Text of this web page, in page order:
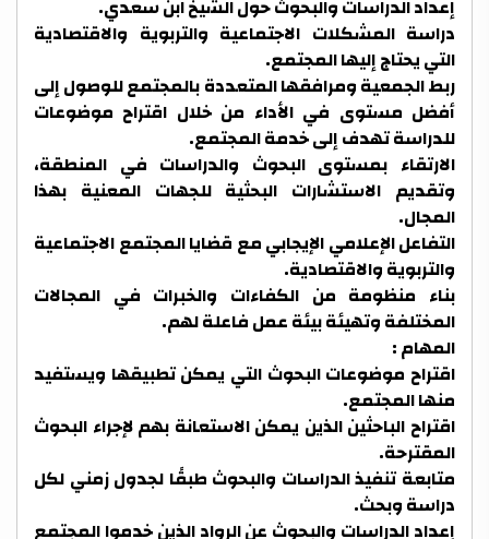
إعداد الدراسات والبحوث حول الشيخ ابن سعدي.
دراسة المشكلات الاجتماعية والتربوية والاقتصادية
التي يحتاج إليها المجتمع.
ربط الجمعية ومرافقها المتعددة بالمجتمع للوصول إلى
أفضل مستوى في الأداء من خلال اقتراح موضوعات
للدراسة تهدف إلى خدمة المجتمع.
الارتقاء بمستوى البحوث والدراسات في المنطقة،
وتقديم الاستشارات البحثية للجهات المعنية بهذا
المجال.
التفاعل الإعلامي الإيجابي مع قضايا المجتمع الاجتماعية
والتربوية والاقتصادية.
بناء منظومة من الكفاءات والخبرات في المجالات
المختلفة وتهيئة بيئة عمل فاعلة لهم.
المهام :
اقتراح موضوعات البحوث التي يمكن تطبيقها ويستفيد
منها المجتمع.
اقتراح الباحثين الذين يمكن الاستعانة بهم لإجراء البحوث
المقترحة.
متابعة تنفيذ الدراسات والبحوث طبقًا لجدول زمني لكل
دراسة وبحث.
إعداد الدراسات والبحوث عن الرواد الذين خدموا المجتمع